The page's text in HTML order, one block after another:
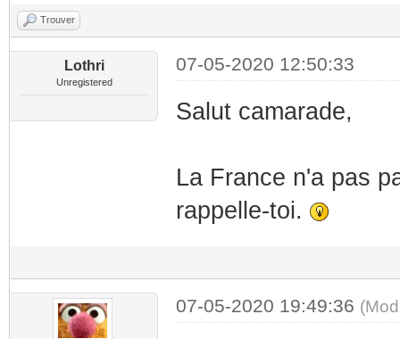
Trouver
Lothri
Unregistered
07-05-2020 12:50:33
Salut camarade,
La France n'a pas
rappelle-toi.
07-05-2020 19:49:36